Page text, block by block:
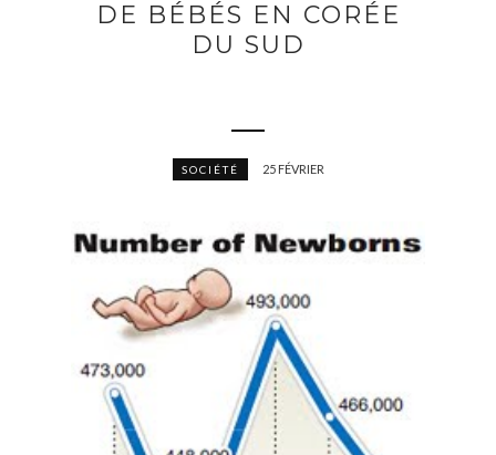
DE BÉBÉS EN CORÉE
DU SUD
SOCIÉTÉ 25 FÉVRIER